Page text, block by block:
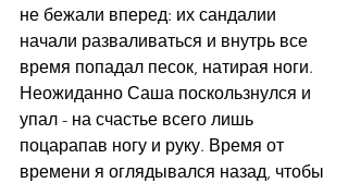
не бежали вперед: их сандалии
начали разваливаться и внутрь все
время попадал песок, натирая ноги.
Неожиданно Саша поскользнулся и
упал - на счастье всего лишь
поцарапав ногу и руку. Время от
времени я оглядывался назад, чтобы